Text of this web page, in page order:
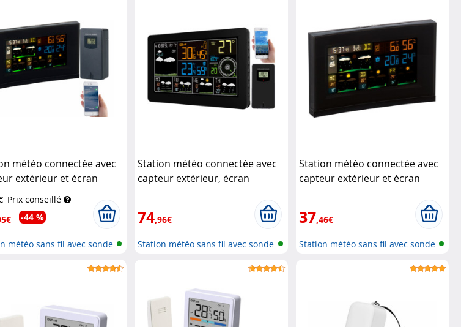
météo connectée avec
extérieur et écran
FWS-740 Infactory
Prix conseillé
-44 %
météo sans fil avec sonde
Station météo connectée avec
capteur extérieur, écran
74,96€
Station météo sans fil avec sonde
Station météo connectée avec
capteur extérieur et écran
37,46€
Station météo sans fil avec sonde